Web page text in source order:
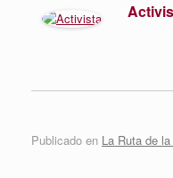
Publicado en La Ruta de